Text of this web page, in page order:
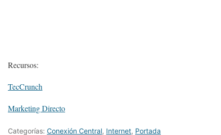
Recursos:
TecCrunch
Marketing Directo
Categorías: Conexión Central, Internet, Portada